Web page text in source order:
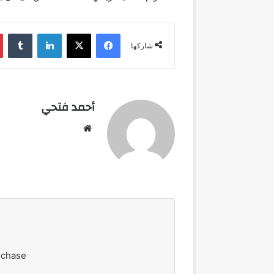
شاركها
فيسبوك ‫X لينكدإن
أحمد فتحي